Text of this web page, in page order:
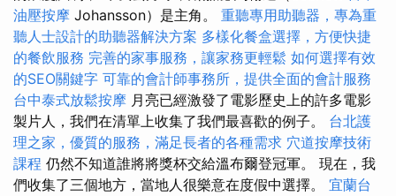
油壓按摩 Johansson）是主角。 重聽專用助聽器，專為重
聽人士設計的助聽器解決方案 多樣化餐盒選擇，方便快捷
的餐飲服務 完善的家事服務，讓家務更輕鬆 如何選擇有效
的SEO關鍵字 可靠的會計師事務所，提供全面的會計服務
台中泰式放鬆按摩 月亮已經激發了電影歷史上的許多電影
製片人，我們在清單上收集了我們最喜歡的例子。 台北護
理之家，優質的服務，滿足長者的各種需求 穴道按摩技術
課程 仍然不知道誰將將獎杯交給溫布爾登冠軍。 現在，我
們收集了三個地方，當地人很樂意在度假中選擇。 宜蘭台